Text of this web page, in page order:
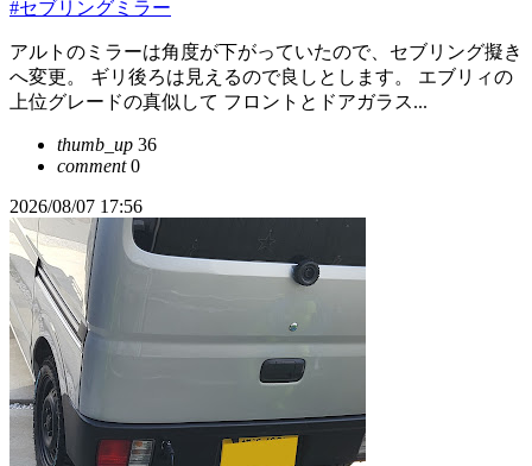
#セブリングミラー
アルトのミラーは角度が下がっていたので、セブリング擬き
へ変更。 ギリ後ろは見えるので良しとします。 エブリィの
上位グレードの真似して フロントとドアガラス...
thumb_up 36
comment0
2026/08/07 17:56